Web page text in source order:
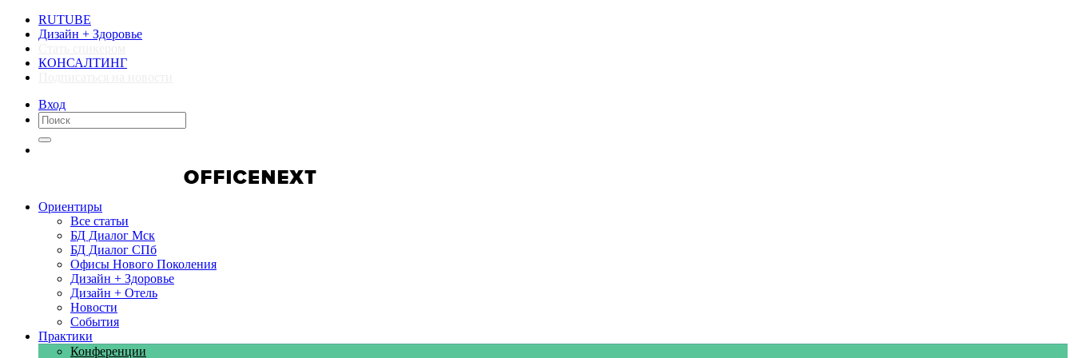
RUTUBE
Дизайн + Здоровье
КОНСАЛТИНГ
Вход
Ориентиры
Все статьи
БД Диалог Мск
БД Диалог СПб
Офисы Нового Поколения
Дизайн + Здоровье
Дизайн + Отель
Новости
События
Практики
Конференции